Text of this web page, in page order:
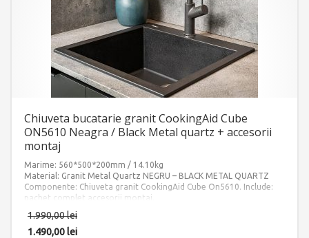
Chiuveta bucatarie granit CookingAid Cube
ON5610 Neagra / Black Metal quartz + accesorii
montaj
Marime: 560*500*200mm / 14.10kg
Material: Granit Metal Quartz NEGRU – BLACK METAL QUARTZ
Componente: Chiuveta granit CookingAid Cube On5610. Include:
pachet complet accesorii montaj.
1.990,00lei
1.490,00lei